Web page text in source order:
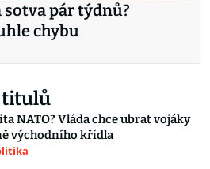
pár týdnů?
chybu
titulů
NATO? Vláda chce ubrat vojáky
východního křídla